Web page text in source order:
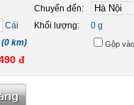
Chuyển đến:
Cái Khối lượng:
0 g
(0 km) Gộp
đ